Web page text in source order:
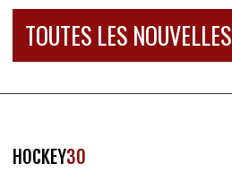
TOUTES LES NOUVELLES
HOCKEY30